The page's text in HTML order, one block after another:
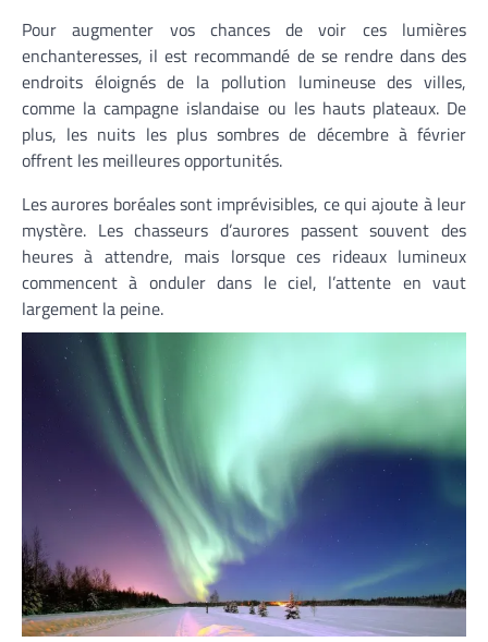
Pour augmenter vos chances de voir ces lumières
enchanteresses, il est recommandé de se rendre dans des
endroits éloignés de la pollution lumineuse des villes,
comme la campagne islandaise ou les hauts plateaux. De
plus, les nuits les plus sombres de décembre à février
offrent les meilleures opportunités.
Les aurores boréales sont imprévisibles, ce qui ajoute à leur
mystère. Les chasseurs d’aurores passent souvent des
heures à attendre, mais lorsque ces rideaux lumineux
commencent à onduler dans le ciel, l’attente en vaut
largement la peine.